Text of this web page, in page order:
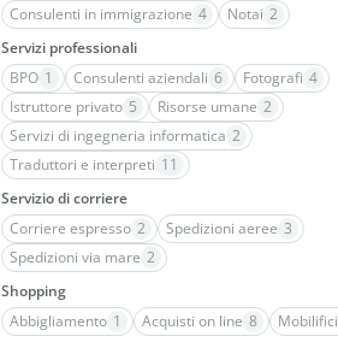
Consulenti in immigrazione 4 Notai 2
Servizi professionali
BPO 1 Consulenti aziendali 6 Fotografi 4
Istruttore privato 5 Risorse umane 2
Servizi di ingegneria informatica 2
Traduttori e interpreti 11
Servizio di corriere
Corriere espresso 2 Spedizioni aeree 3
Spedizioni via mare 2
Shopping
Abbigliamento 1 Acquisti on line 8 Mobilifici